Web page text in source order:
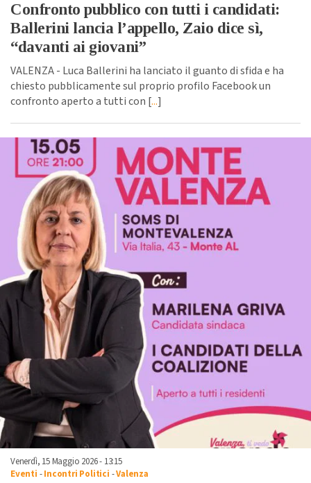
Confronto pubblico con tutti i candidati:
Ballerini lancia l’appello, Zaio dice sì,
“davanti ai giovani”
VALENZA - Luca Ballerini ha lanciato il guanto di sfida e ha
chiesto pubblicamente sul proprio profilo Facebook un
confronto aperto a tutti con [...]
Venerdì, 15 Maggio 2026 - 13:15
Eventi -Incontri Politici -Valenza